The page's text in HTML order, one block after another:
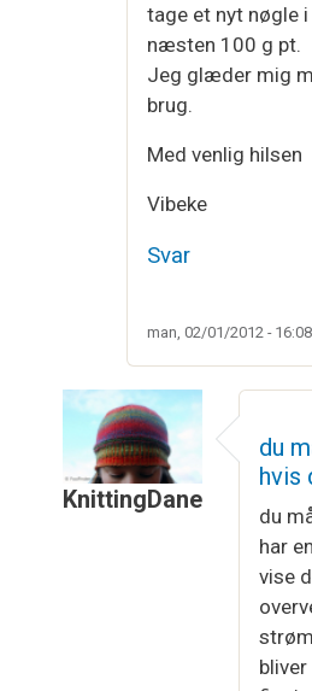
tage et nyt nøgle
næsten 100 g pt.
Jeg glæder mig
brug.
Med venlig hilsen
Vibeke
Svar
man, 02/01/2012 - 16:08
KnittingDane
Næsten
du
hvis
du
har
vise